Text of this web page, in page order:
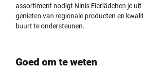
assortiment nodigt Ninis Eierlädchen je
genieten van regionale producten en
buurt te ondersteunen.
Goed om te weten